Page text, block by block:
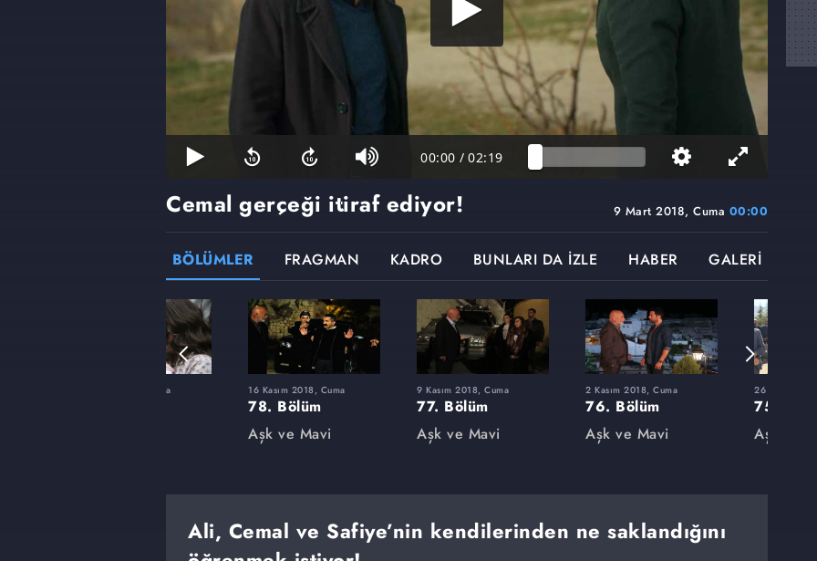
00:00 / 02:19
9 Mart 2018, Cuma 00:00
Cemal gerçeği itiraf ediyor!
BÖLÜMLER FRAGMAN KADRO BUNLARI DA İZLE HABER GALERİ
4 Mayıs 2018, Cuma 16 Kasım 2018, Cuma
78. Bölüm
Aşk ve Mavi
9 Kasım 2018, Cuma
77. Bölüm
Aşk ve Mavi
2 Kasım 2018, Cuma
76. Bölüm
Aşk ve Mavi
26 Ekim 2018,
75. Bölüm
Aşk ve
Ali, Cemal ve Safiye’nin kendilerinden ne saklandığını